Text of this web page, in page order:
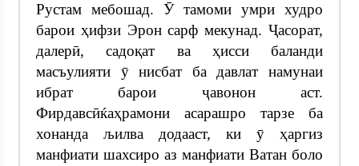
Рустам мебошад. Ӯ тамоми умри худро
барои ҳифзи Эрон сарф мекунад. Ҷасорат,
далерӣ, садоқат ва ҳисси баланди
масъулияти ӯ нисбат ба давлат намунаи
ибрат барои ҷавонон аст.
Фирдавсӣќаҳрамони асарашро тарзе ба
хонанда љилва додааст, ки ӯ ҳаргиз
манфиати шахсиро аз манфиати Ватан боло